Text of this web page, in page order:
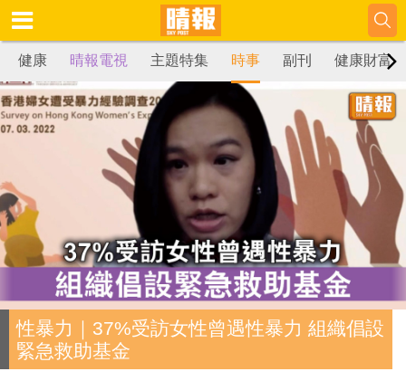
健康 晴報電視 主題特集 時事 副刊 健康財富
性暴力｜37%受訪女性曾遇性暴力 組織倡設
緊急救助基金